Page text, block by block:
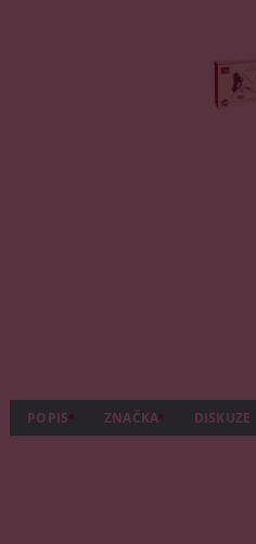
POPIS ZNAČKA DISKUZE